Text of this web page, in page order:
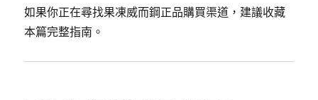
如果你正在尋找果凍威而鋼正品購買渠道，建議收藏
本篇完整指南。